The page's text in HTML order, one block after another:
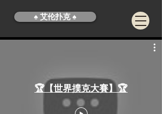
♠️ 艾伦扑克 ♠️
🏆【世界撲克大賽】🏆